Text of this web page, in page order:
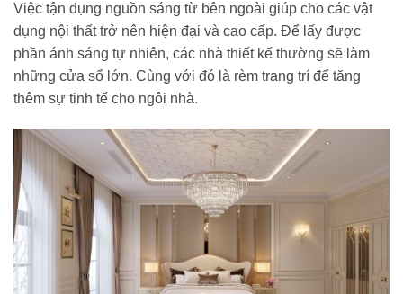
Việc tận dụng nguồn sáng từ bên ngoài giúp cho các vật
dụng nội thất trở nên hiện đại và cao cấp. Để lấy được
phần ánh sáng tự nhiên, các nhà thiết kế thường sẽ làm
những cửa sổ lớn. Cùng với đó là rèm trang trí để tăng
thêm sự tinh tế cho ngôi nhà.